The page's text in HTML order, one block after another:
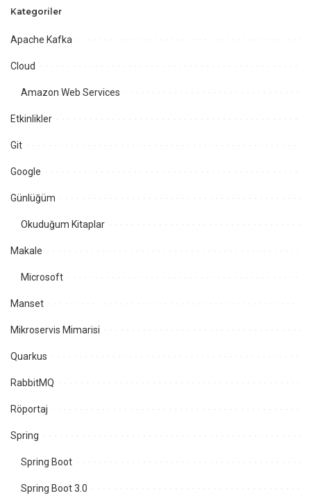
Kategoriler
Apache Kafka
Cloud
Amazon Web Services
Etkinlikler
Git
Google
Günlüğüm
Okuduğum Kitaplar
Makale
Microsoft
Manset
Mikroservis Mimarisi
Quarkus
RabbitMQ
Röportaj
Spring
Spring Boot
Spring Boot 3.0